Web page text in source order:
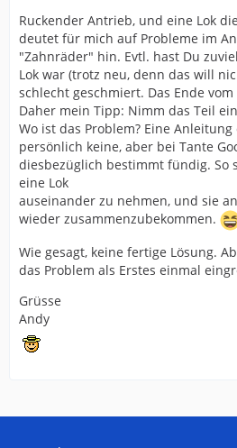
Ruckender Antrieb, und eine Lok
deutet für mich auf Probleme im
"Zahnräder" hin. Evtl. hast Du
Lok war (trotz neu, denn das will
schlecht geschmiert. Das Ende
Daher mein Tipp: Nimm das Teil
Wo ist das Problem? Eine
persönlich keine, aber bei Tante
diesbezüglich bestimmt fündig. So
eine Lok
auseinander zu nehmen, und sie
wieder zusammenzubekommen.
Wie gesagt, keine fertige Lösung.
das Problem als Erstes einmal
Grüsse
Andy